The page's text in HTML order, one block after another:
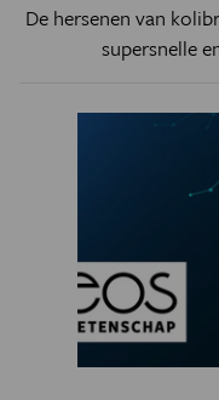
De hersenen van
supersnelle